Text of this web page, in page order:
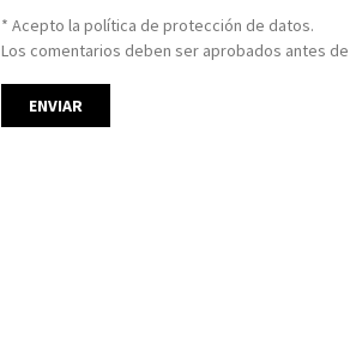
* Acepto la política de protección de datos.
Los comentarios deben ser aprobados antes